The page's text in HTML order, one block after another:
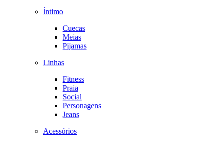
Íntimo
Cuecas
Meias
Pijamas
Linhas
Fitness
Praia
Social
Personagens
Jeans
Acessórios